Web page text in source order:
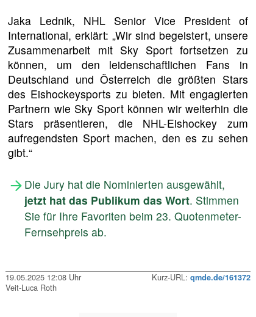
Jaka Lednik, NHL Senior Vice President of
International, erklärt: „Wir sind begeistert, unsere
Zusammenarbeit mit Sky Sport fortsetzen zu
können, um den leidenschaftlichen Fans in
Deutschland und Österreich die größten Stars
des Eishockeysports zu bieten. Mit engagierten
Partnern wie Sky Sport können wir weiterhin die
Stars präsentieren, die NHL-Eishockey zum
aufregendsten Sport machen, den es zu sehen
gibt.“
Die Jury hat die Nominierten ausgewählt,
jetzt hat das Publikum das Wort. Stimmen
Sie für Ihre Favoriten beim 23. Quotenmeter-
Fernsehpreis ab.
19.05.2025 12:08 Uhr Kurz-URL: qmde.de/161372
Veit-Luca Roth